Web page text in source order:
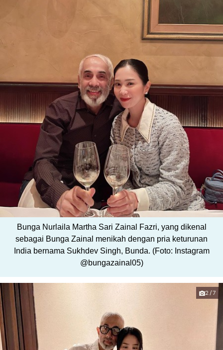
Bunga Nurlaila Martha Sari Zainal Fazri, yang dikenal
sebagai Bunga Zainal menikah dengan pria keturunan
India bernama Sukhdev Singh, Bunda. (Foto: Instagram
@bungazainal05)
2/7